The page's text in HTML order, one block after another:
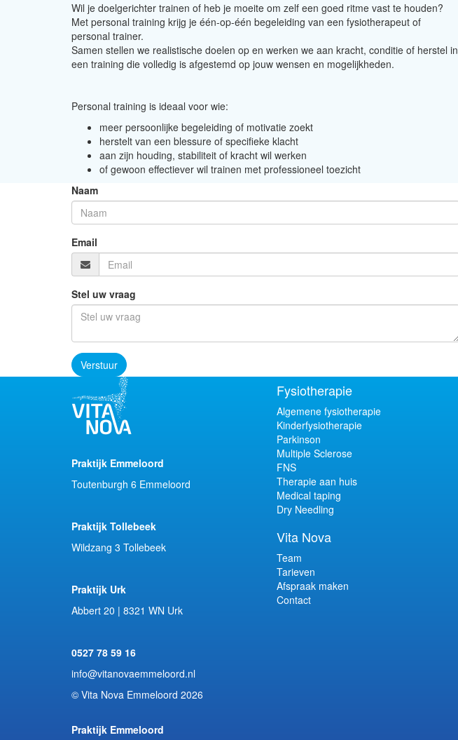
Wil je doelgerichter trainen of heb je moeite om zelf een goed ritme vast te houden?
Met personal training krijg je één-op-één begeleiding van een fysiotherapeut of
personal trainer.
Samen stellen we realistische doelen op en werken we aan kracht, conditie of herstel in
een training die volledig is afgestemd op jouw wensen en mogelijkheden.
Personal training is ideaal voor wie:
meer persoonlijke begeleiding of motivatie zoekt
herstelt van een blessure of specifieke klacht
aan zijn houding, stabiliteit of kracht wil werken
of gewoon effectiever wil trainen met professioneel toezicht
Naam
Email
Stel uw vraag
Verstuur
Praktijk Emmeloord
Toutenburgh 6 Emmeloord
Praktijk Tollebeek
Wildzang 3 Tollebeek
Praktijk Urk
Abbert 20 | 8321 WN Urk
0527 78 59 16
info@vitanovaemmeloord.nl
Fysiotherapie
Algemene fysiotherapie
Kinderfysiotherapie
Parkinson
Multiple Sclerose
FNS
Therapie aan huis
Medical taping
Dry Needling
Vita Nova
Team
Tarieven
Afspraak maken
Contact
© Vita Nova Emmeloord 2026
Praktijk Emmeloord